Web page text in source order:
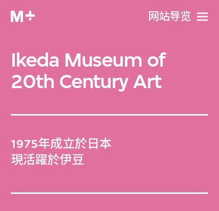
网站导览
Ikeda Museum of
20th Century Art
1975年成立於日本
現活躍於伊豆